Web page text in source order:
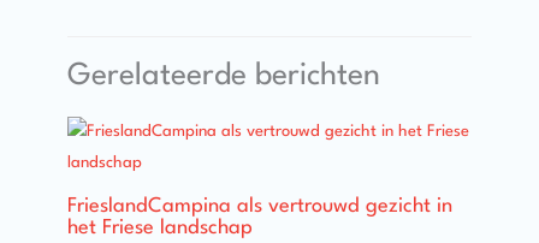
Gerelateerde berichten
FrieslandCampina als vertrouwd gezicht in
het Friese landschap